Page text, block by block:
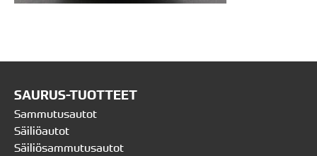
SAURUS-TUOTTEET
Sammutusautot
Säiliöautot
Säiliösammutusautot